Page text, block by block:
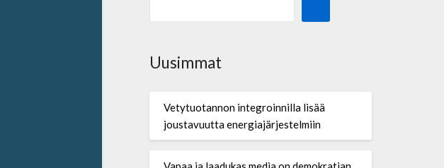
Uusimmat
Vetytuotannon integroinnilla lisää
joustavuutta energiajärjestelmiin